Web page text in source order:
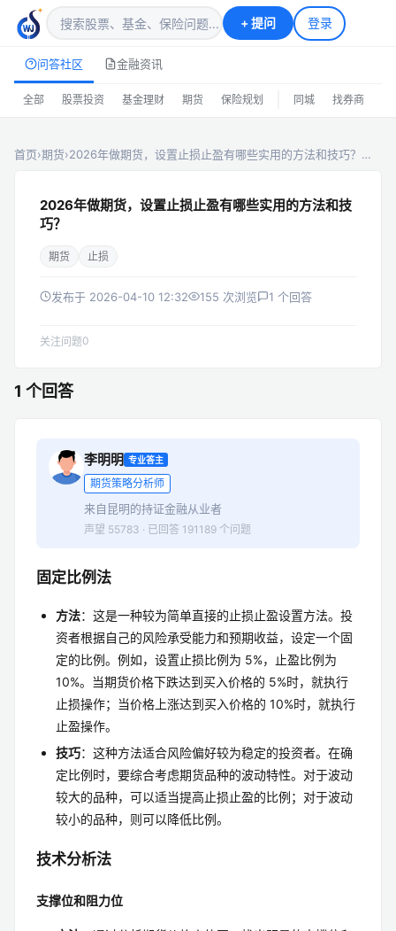
+提问 登录
问答社区 金融资讯
全部 股票投资 基金理财 期货 保险规划 同城 找券商
首页›期货›2026年做期货，设置止损止盈有哪些实用的方法和技巧？…
2026年做期货，设置止损止盈有哪些实用的方法和技
巧？
期货 止损
发布于 2026-04-10 12:32 155 次浏览 1 个回答
关注问题0
1 个回答
李明明 专业答主
期货策略分析师
来自昆明的持证金融从业者
声望 55783 · 已回答 191189 个问题
固定比例法
方法：这是一种较为简单直接的止损止盈设置方法。投
资者根据自己的风险承受能力和预期收益，设定一个固
定的比例。例如，设置止损比例为 5%，止盈比例为
10%。当期货价格下跌达到买入价格的 5%时，就执行
止损操作；当价格上涨达到买入价格的 10%时，就执行
止盈操作。
技巧：这种方法适合风险偏好较为稳定的投资者。在确
定比例时，要综合考虑期货品种的波动特性。对于波动
较大的品种，可以适当提高止损止盈的比例；对于波动
较小的品种，则可以降低比例。
技术分析法
支撑位和阻力位